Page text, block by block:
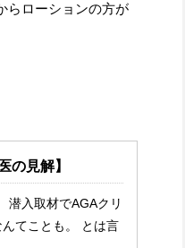
らローションの方が
の見解】
潜入取材でAGAクリ
てことも。 とは言